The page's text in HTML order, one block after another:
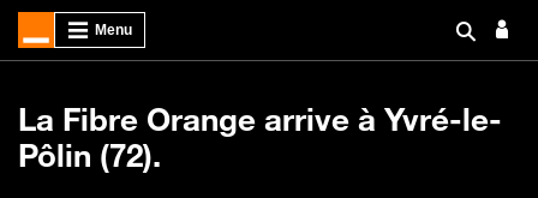
La Fibre Orange arrive à Yvré-le-
Pôlin (72).